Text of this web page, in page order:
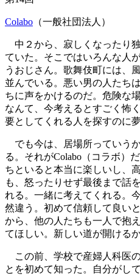
Colabo （一般社団法人）
中２から、寂しくなったり
ていた。そこではいろんな人
うおじさん。歌舞伎町には、
並んでいる。悪い男の人たち
ちに声をかけるのだ。危険な
なんて、今考えるとすごく怖
要としてくれる人を探すのに
でも今は、居場所っていう
る。それがColabo（コラボ）
ちといると本当に楽しいし、
も、怒ったりせず最後まで話
れる。一緒に考えてくれる。
然違う。初めて信頼して良い
から、他の人たちも一人で抱
てほしい。新しい道が開ける
この前、学校で産婦人科医
とを初めて知った。自分がし